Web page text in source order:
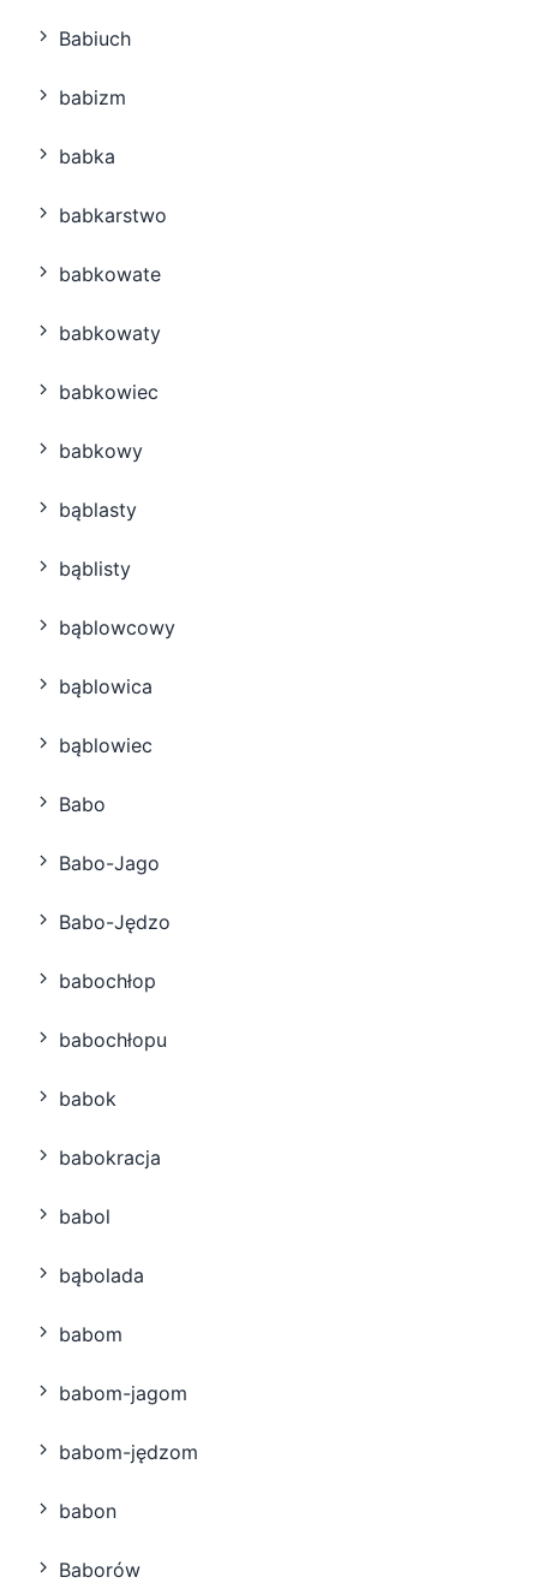
Babiuch
babizm
babka
babkarstwo
babkowate
babkowaty
babkowiec
babkowy
bąblasty
bąblisty
bąblowcowy
bąblowica
bąblowiec
Babo
Babo-Jago
Babo-Jędzo
babochłop
babochłopu
babok
babokracja
babol
bąbolada
babom
babom-jagom
babom-jędzom
babon
Baborów